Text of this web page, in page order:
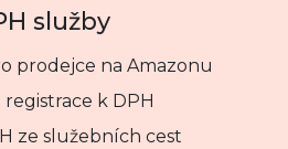
služby
prodejce na Amazonu
k DPH
ze služebních cest